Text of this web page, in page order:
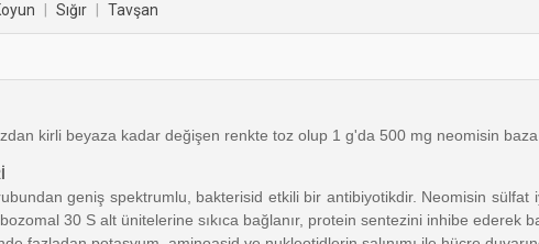
Sığır Tavşan
kirli beyaza kadar değişen renkte toz olup 1 g'da 500 mg neomisin
geniş spektrumlu, bakterisid etkili bir antibiyotikdir. Neomisin sülfat
30 S alt ünitelerine sıkıca bağlanır, protein sentezini inhibe ederek